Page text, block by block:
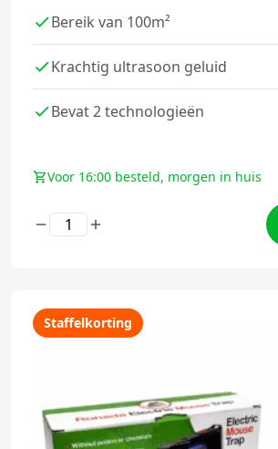
Bereik van 100m²
Krachtig ultrasoon geluid
Bevat 2 technologieën
Voor 16:00 besteld, morgen in huis
Staffelkorting